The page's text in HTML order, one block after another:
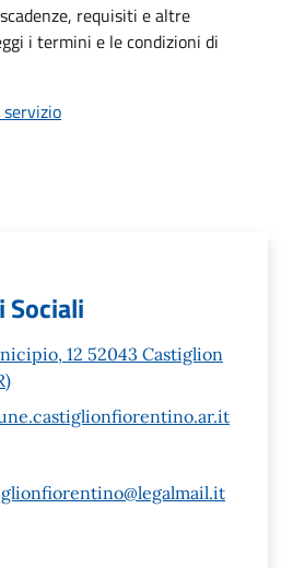
requisiti e altre
i termini e le condizioni di
Sociali
12 52043 Castiglion